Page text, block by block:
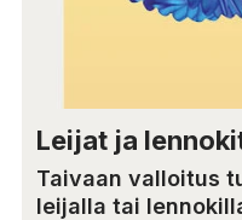
Leijat ja
Taivaan valloitus
leijalla tai